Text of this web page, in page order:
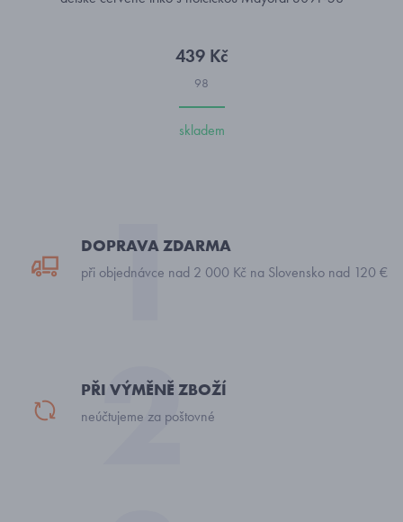
439 Kč
98
skladem
DOPRAVA ZDARMA
při objednávce nad 2 000 Kč na Slovensko nad 120 €
PŘI VÝMĚNĚ ZBOŽÍ
neúčtujeme za poštovné